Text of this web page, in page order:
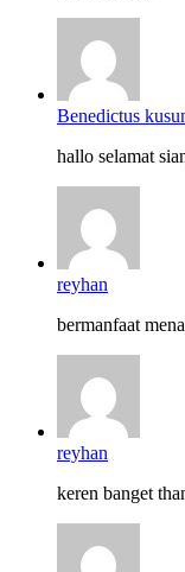
Benedictus
hallo selamat
reyhan
bermanfaat
reyhan
keren banget